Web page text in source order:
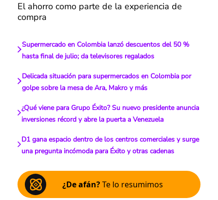
El ahorro como parte de la experiencia de
compra
Supermercado en Colombia lanzó descuentos del 50 %
hasta final de julio; da televisores regalados
Delicada situación para supermercados en Colombia por
golpe sobre la mesa de Ara, Makro y más
¿Qué viene para Grupo Éxito? Su nuevo presidente anuncia
inversiones récord y abre la puerta a Venezuela
D1 gana espacio dentro de los centros comerciales y surge
una pregunta incómoda para Éxito y otras cadenas
¿De afán?Te lo resumimos